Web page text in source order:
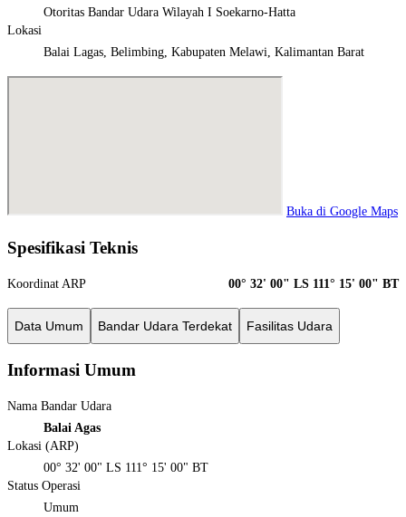
Otoritas Bandar Udara Wilayah I Soekarno-Hatta
Lokasi
Balai Lagas, Belimbing, Kabupaten Melawi, Kalimantan Barat
Buka di Google Maps
Spesifikasi Teknis
Koordinat ARP 00° 32' 00" LS 111° 15' 00" BT
Data Umum Bandar Udara Terdekat Fasilitas Udara
Informasi Umum
Nama Bandar Udara
Balai Agas
Lokasi (ARP)
00° 32' 00" LS 111° 15' 00" BT
Status Operasi
Umum